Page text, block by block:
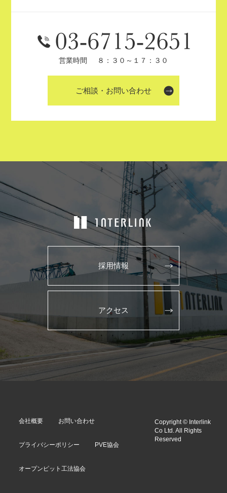
営業時間 ８：３０～１７：３０
ご相談・お問い合わせ
採用情報
アクセス
会社概要 お問い合わせ
プライバシーポリシー PVE協会
オープンピット工法協会
Copyright © Interlink
Co Ltd. All Rights
Reserved